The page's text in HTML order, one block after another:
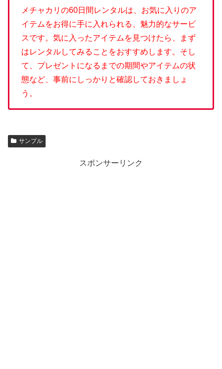
メチャカリの60日間レンタルは、お気に入りのア
イテムをお得に手に入れられる、魅力的なサービ
スです。気に入ったアイテムを見つけたら、まず
はレンタルしてみることをおすすめします。そし
て、プレゼントになるまでの期間やアイテムの状
態など、事前にしっかりと確認しておきましょ
う。
サンプル
スポンサーリンク